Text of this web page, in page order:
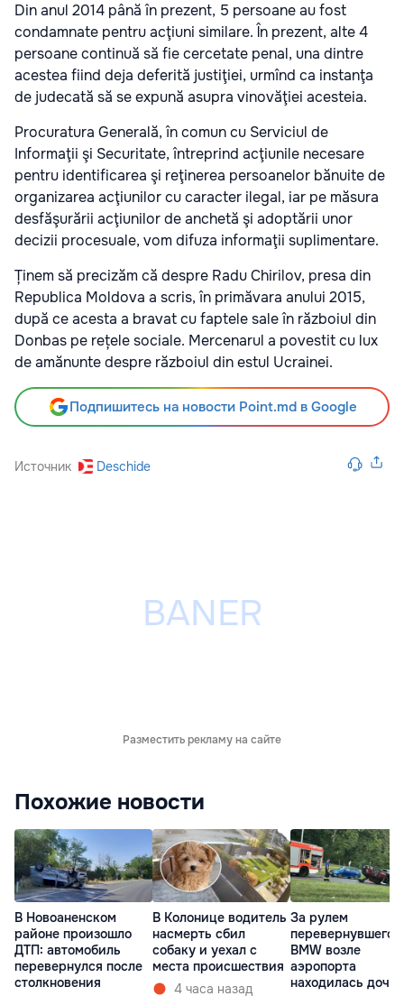
Din anul 2014 până în prezent, 5 persoane au fost
condamnate pentru acţiuni similare. În prezent, alte 4
persoane continuă să fie cercetate penal, una dintre
acestea fiind deja deferită justiţiei, urmînd ca instanţa
de judecată să se expună asupra vinovăţiei acesteia.
Procuratura Generală, în comun cu Serviciul de
Informaţii şi Securitate, întreprind acţiunile necesare
pentru identificarea şi reţinerea persoanelor bănuite de
organizarea acţiunilor cu caracter ilegal, iar pe măsura
desfăşurării acţiunilor de anchetă şi adoptării unor
decizii procesuale, vom difuza informaţii suplimentare.
Ținem să precizăm că despre Radu Chirilov, presa din
Republica Moldova a scris, în primăvara anului 2015,
după ce acesta a bravat cu faptele sale în războiul din
Donbas pe rețele sociale. Mercenarul a povestit cu lux
de amănunte despre războiul din estul Ucrainei.
Подпишитесь на новости Point.md в Google
Источник Deschide
Разместить рекламу на сайте
Похожие новости
В Новоаненском
районе произошло
ДТП: автомобиль
перевернулся после
столкновения
В Колонице водитель
насмерть сбил
собаку и уехал с
места происшествия
4 часа назад
За рулем
BMW возле
аэропорта
находилась дочь